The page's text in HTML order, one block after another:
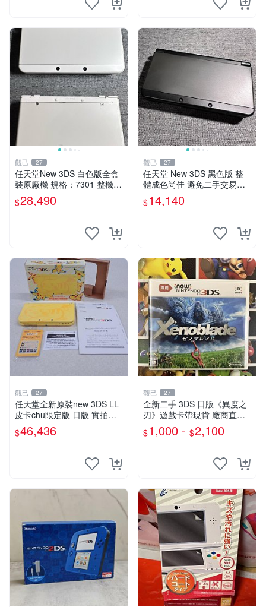
觀己 27
任天堂New 3DS 白色版全盒
裝原廠機 規格：7301 整機近
新無大損 唯屏幕稍顯黃舊 正
常使用 日系原裝三碼合一 測
$28,490
觀己 27
任天堂 New 3DS 黑色版 整
體成色尚佳 避免二手交易爭
議 輕微使用痕跡 屏幕老化發
黃 新小三 日本原裝 功能正常
$14,140
觀己 27
任天堂全新原裝new 3DS LL
皮卡chu限定版 日版 實拍收
藏 高級機器 完美品相 功能完
好 AR卡未拆 新3DS LL 皮卡
$46,436
觀己 27
全新二手 3DS 日版《異度之
刃》遊戲卡帶現貨 廠商直營
新機可運行 推薦收藏 異度之
刃 3DS 電腦游戲 現貨
$1,000 - $2,100